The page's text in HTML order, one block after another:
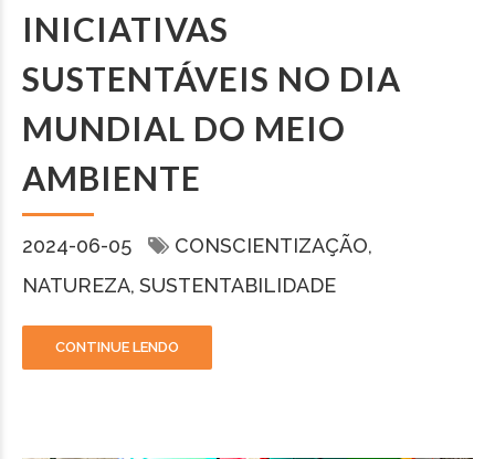
INICIATIVAS
SUSTENTÁVEIS NO DIA
MUNDIAL DO MEIO
AMBIENTE
2024-06-05
CONSCIENTIZAÇÃO
NATUREZA SUSTENTABILIDADE
CONTINUE LENDO